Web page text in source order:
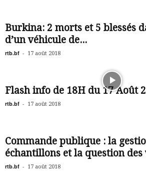
Burkina: 2 morts et 5 blessés
d’un véhicule de...
rtb.bf - 17 août 2018
Flash info de 18H du 17 Août
rtb.bf - 17 août 2018
Commande publique : la
échantillons et la question des
rtb.bf - 17 août 2018